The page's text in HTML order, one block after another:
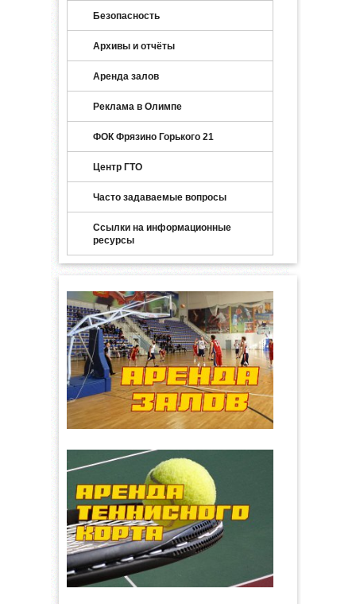
Безопасность
Архивы и отчёты
Аренда залов
Реклама в Олимпе
ФОК Фрязино Горького 21
Центр ГТО
Часто задаваемые вопросы
Ссылки на информационные
ресурсы